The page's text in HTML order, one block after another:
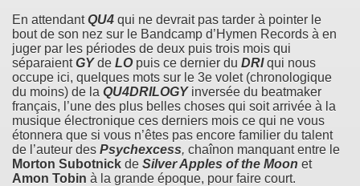
En attendantQU4 qui ne devrait pas tarder à pointer le
bout de son nez sur le Bandcamp d’Hymen Records à en
juger par les périodes de deux puis trois mois qui
séparaientGY de LO puis ce dernier du DRI qui nous
occupe ici, quelques mots sur le 3e volet (chronologique
du moins) de la QU4DRILOGY inversée du beatmaker
français, l’une des plus belles choses qui soit arrivée à la
musique électronique ces derniers mois ce qui ne vous
étonnera que si vous n’êtes pas encore familier du talent
de l’auteur des Psychexcess, chaînon manquant entre le
Morton Subotnick de Silver Apples of the Moon et
Amon Tobin à la grande époque, pour faire court.